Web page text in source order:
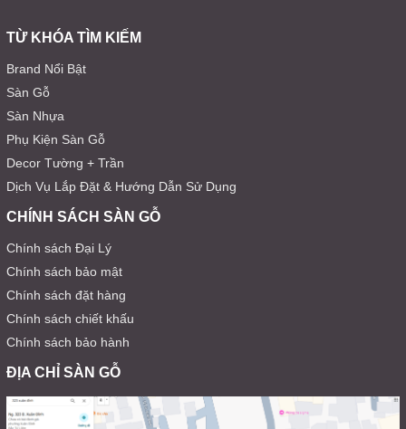
TỪ KHÓA TÌM KIẾM
Brand Nổi Bật
Sàn Gỗ
Sàn Nhựa
Phụ Kiện Sàn Gỗ
Decor Tường + Trần
Dịch Vụ Lắp Đặt & Hướng Dẫn Sử Dụng
CHÍNH SÁCH SÀN GỖ
Chính sách Đại Lý
Chính sách bảo mật
Chính sách đặt hàng
Chính sách chiết khấu
Chính sách bảo hành
ĐỊA CHỈ SÀN GỖ